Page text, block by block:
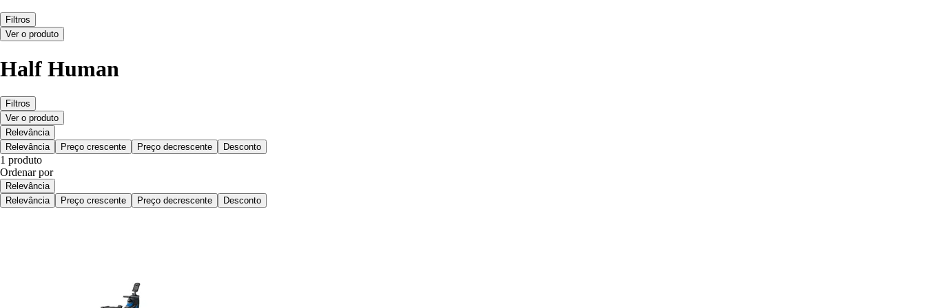
Filtros
Ver o produto
Half Human
Filtros
Ver o produto
Relevância
Relevância
Preço crescente Preço decrescente Desconto
1 produto
Ordenar por
Relevância
Relevância
Preço crescente Preço decrescente Desconto